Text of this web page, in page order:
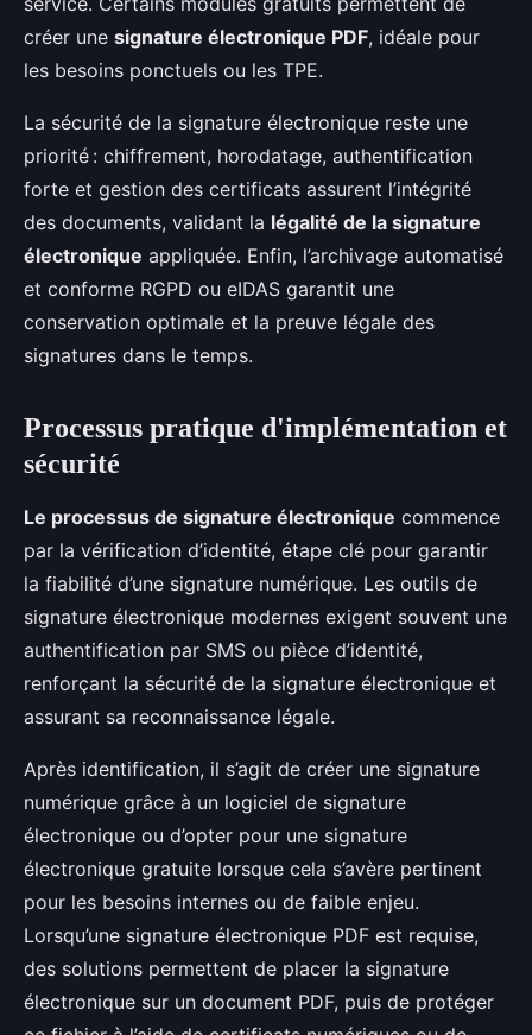
créer une signature électronique PDF, idéale pour
les besoins ponctuels ou les TPE.
La sécurité de la signature électronique reste une
priorité : chiffrement, horodatage, authentification
forte et gestion des certificats assurent l’intégrité
des documents, validant la légalité de la signature
électronique appliquée. Enfin, l’archivage automatisé
et conforme RGPD ou eIDAS garantit une
conservation optimale et la preuve légale des
signatures dans le temps.
Processus pratique d'implémentation et
sécurité
Le processus de signature électronique commence
par la vérification d’identité, étape clé pour garantir
la fiabilité d’une signature numérique. Les outils de
signature électronique modernes exigent souvent une
authentification par SMS ou pièce d’identité,
renforçant la sécurité de la signature électronique et
assurant sa reconnaissance légale.
Après identification, il s’agit de créer une signature
numérique grâce à un logiciel de signature
électronique ou d’opter pour une signature
électronique gratuite lorsque cela s’avère pertinent
pour les besoins internes ou de faible enjeu.
Lorsqu’une signature électronique PDF est requise,
des solutions permettent de placer la signature
électronique sur un document PDF, puis de protéger